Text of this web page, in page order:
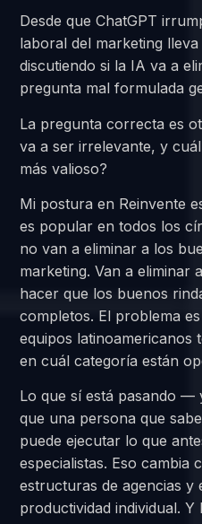
Desde que ChatGPT
laboral del marketing
discutiendo si la IA va a
pregunta mal formulada
La pregunta correcta es
va a ser irrelevante, y
más valioso?
Mi postura en Reinvente
es popular en todos los
no van a eliminar a los
marketing. Van a eliminar
hacer que los buenos
completos. El problema
equipos latinoamericanos
en cuál categoría están
Lo que sí está pasando
que una persona que
puede ejecutar lo que
especialistas. Eso cambia
estructuras de agencias y
productividad individual. Y